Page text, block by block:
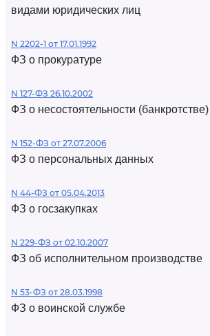
видами юридических лиц
N 2202-1 от 17.01.1992
ФЗ о прокуратуре
N 127-ФЗ 26.10.2002
ФЗ о несостоятельности (банкротстве)
N 152-ФЗ от 27.07.2006
ФЗ о персональных данных
N 44-ФЗ от 05.04.2013
ФЗ о госзакупках
N 229-ФЗ от 02.10.2007
ФЗ об исполнительном производстве
N 53-ФЗ от 28.03.1998
ФЗ о воинской службе